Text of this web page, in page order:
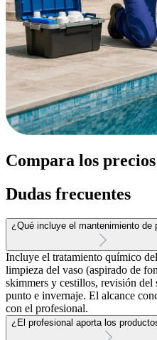
Compara los
Dudas frecuentes
¿Qué incluye el mantenimiento de
Incluye el tratamiento químico
limpieza del vaso (aspirado de
skimmers y cestillos, revisión del
punto e invernaje. El alcance
con el profesional.
¿El profesional aporta los